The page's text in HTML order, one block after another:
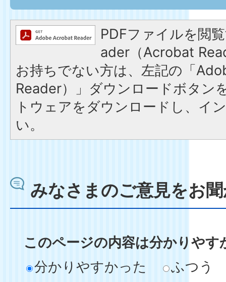
PDFファイルを閲
ader（Acrobat
お持ちでない方は、左記の「
Reader）」ダウンロードボタン
トウェアをダウンロードし、イ
い。
みなさまのご意見をお
このページの内容は分かりやす
分かりやすかった
ふつう